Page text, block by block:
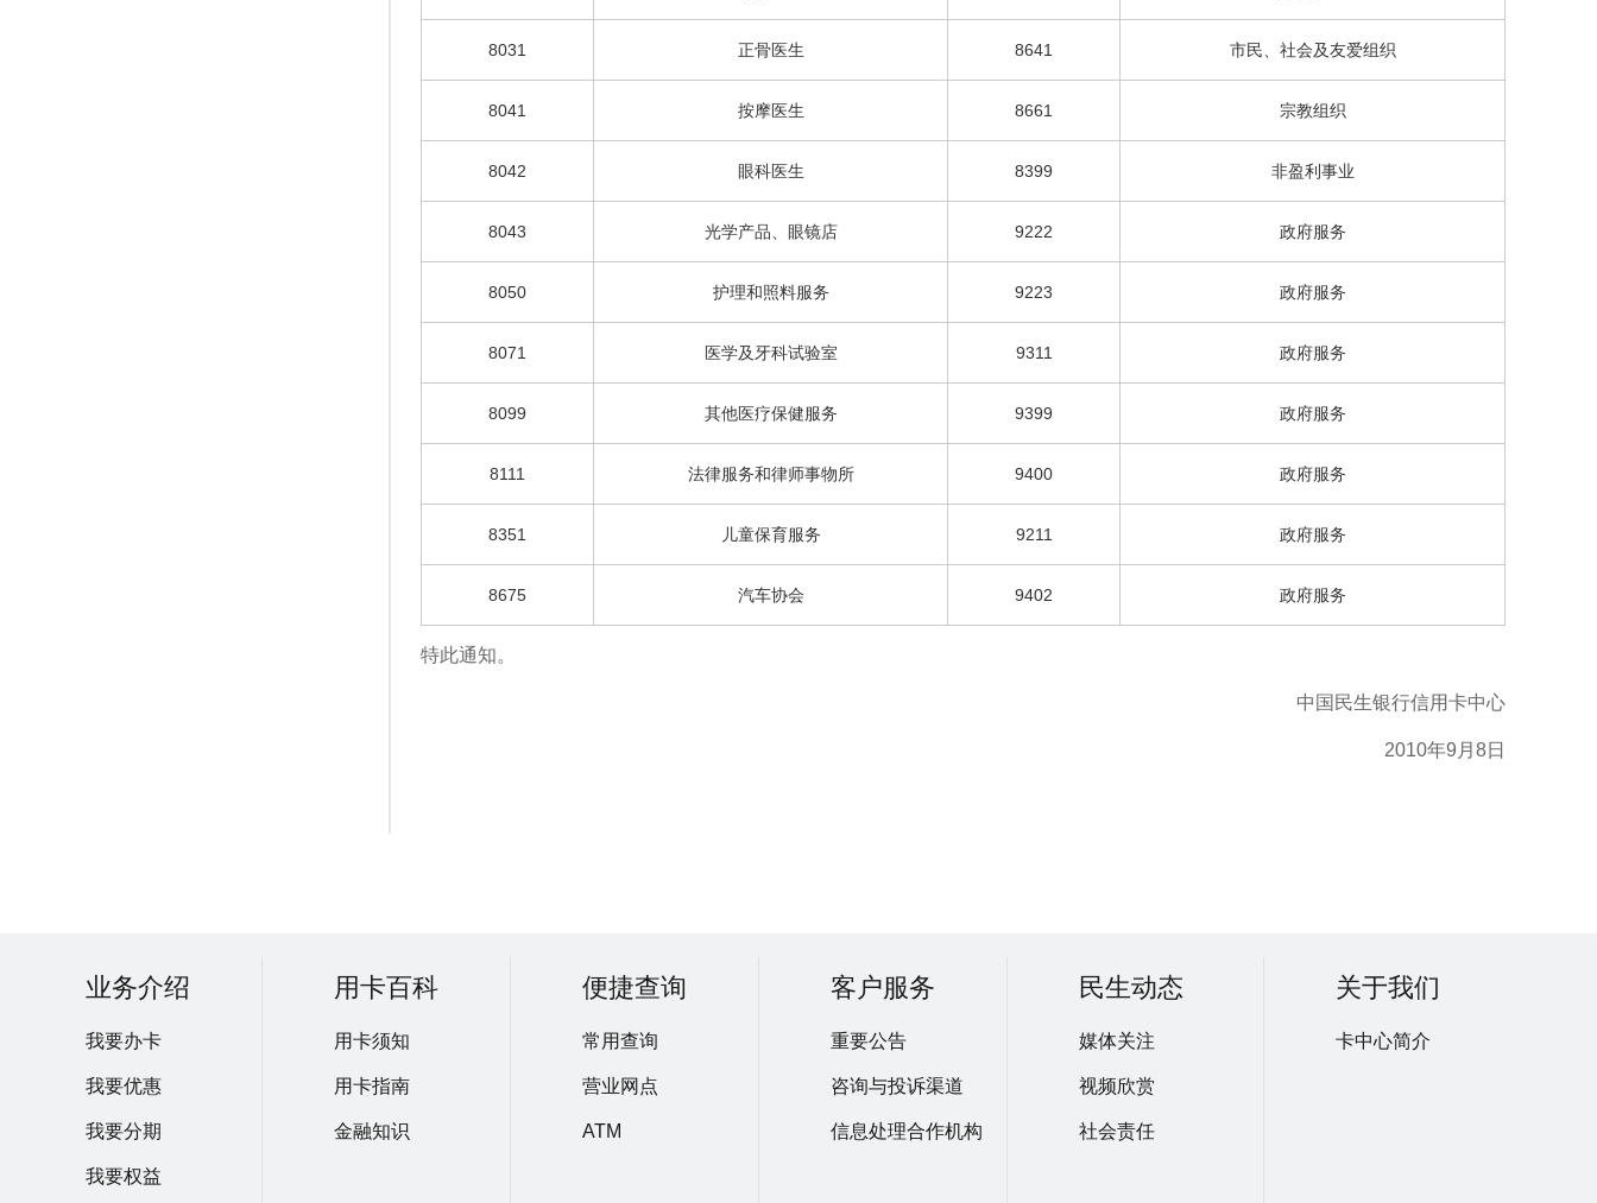
8031 正骨医生 8641 市民、社会及友爱组织
8041 按摩医生 8661 宗教组织
8042 眼科医生 8399 非盈利事业
8043 光学产品、眼镜店 9222 政府服务
8050 护理和照料服务 9223 政府服务
8071 医学及牙科试验室 9311 政府服务
8099 其他医疗保健服务 9399 政府服务
8111 法律服务和律师事物所 9400 政府服务
8351 儿童保育服务 9211 政府服务
8675 汽车协会 9402 政府服务
特此通知。
中国民生银行信用卡中心
2010年9月8日
业务介绍
我要办卡
我要优惠
我要分期
我要权益
用卡百科
用卡须知
用卡指南
金融知识
便捷查询
常用查询
营业网点
ATM
客户服务
重要公告
咨询与投诉渠道
信息处理合作机构
民生动态
媒体关注
视频欣赏
社会责任
关于我们
卡中心简介